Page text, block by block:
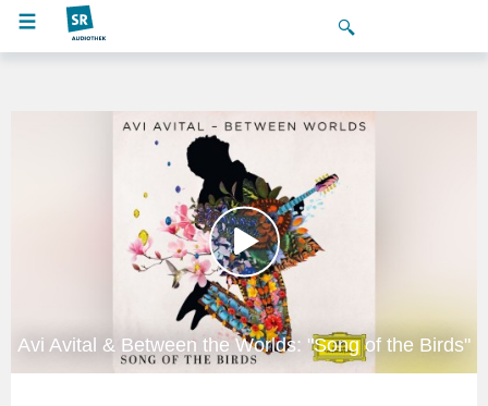
Avi Avital & Between the Worlds: "Song of the Birds"